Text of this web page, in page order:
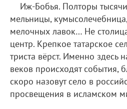
Иж-Бобья. Полторы
мельницы,
мелочных лавок… Не
центр. Крепкое татарское
триста вёрст. Именно здесь
веков происходят события,
скоро назовут село в
просвещения в исламском